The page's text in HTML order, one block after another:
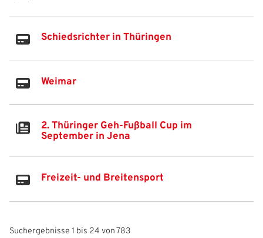
Schiedsrichter in Thüringen
Weimar
2. Thüringer Geh-Fußball Cup im
September in Jena
Freizeit- und Breitensport
Suchergebnisse 1 bis 24 von 783